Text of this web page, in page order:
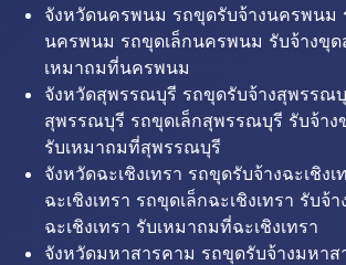
จังหวัดนครพนม รถขุดรับจ้างนครพนม
นครพนม รถขุดเล็กนครพนม รับจ้างขุ
เหมาถมที่นครพนม
จังหวัดสุพรรณบุรี รถขุดรับจ้างสุพรรณ
สุพรรณบุรี รถขุดเล็กสุพรรณบุรี รับจ้า
รับเหมาถมที่สุพรรณบุรี
จังหวัดฉะเชิงเทรา รถขุดรับจ้างฉะเชิง
ฉะเชิงเทรา รถขุดเล็กฉะเชิงเทรา รับจ้
ฉะเชิงเทรา รับเหมาถมที่ฉะเชิงเทรา
จังหวัดมหาสารคาม รถขุดรับจ้างมหา